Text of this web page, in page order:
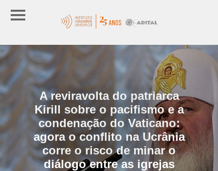
A reviravolta do patriarca
Kirill sobre o pacifismo e a
condenação do Vaticano:
agora o conflito na Ucrânia
corre o risco de minar o
diálogo entre as igrejas